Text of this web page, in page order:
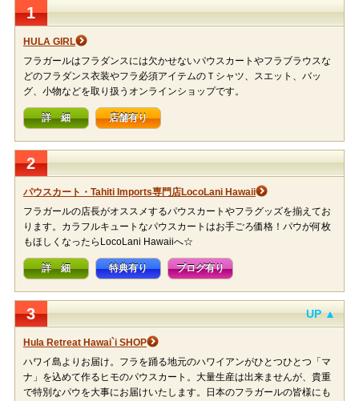
1
HULA GIRL
フラガールはフラダンスには欠かせないパウスカートやフラブラウスな
どのフラダンス衣装やフラ必須アイテムのＴシャツ、スエット、バッ
グ、小物などを取り扱うオンラインショップです。
詳 細 店舗有り
2
パウスカート・Tahiti Imports専門店LocoLani Hawaii
フラガールの店長がオススメするパウスカートやフラグッズを揃えてお
ります。カラフルキュートなパウスカートはお手ごろ価格！パウが何枚
もほしくなったらLocoLani Hawaiiへ☆
詳 細 特典有り ブログ有り
3 UP ▲
Hula Retreat Hawai`i SHOP
ハワイ島よりお届け。フラを踊る地元のハワイアンがひとつひとつ「マ
ナ」を込めて作るヒモのパウスカート。大量生産は出来ませんが、貴重
で特別なパウを大事にお届けいたします。日本のフラガールの皆様にも